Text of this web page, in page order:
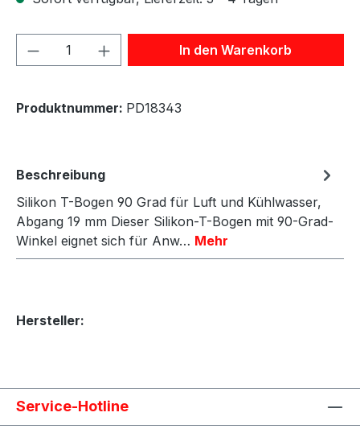
Produkt Anzahl: Gib denIn den Warenkorb
Produktnummer: PD18343
Beschreibung
Silikon T-Bogen 90 Grad für Luft und Kühlwasser,
Abgang 19 mm Dieser Silikon-T-Bogen mit 90-Grad-
Winkel eignet sich für Anw… Mehr
Hersteller:
Service-Hotline